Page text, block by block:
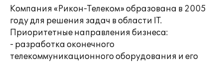
Компания «Рикон-Телеком» образована в 2005
году для решения задач в области IT.
Приоритетные направления бизнеса:
- разработка оконечного
телекоммуникационного оборудования и его